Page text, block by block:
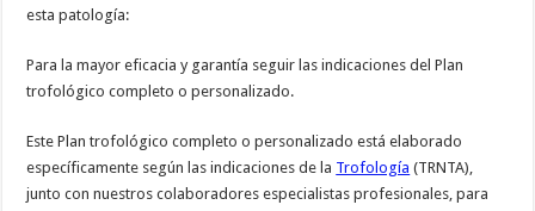
esta patología:
Para la mayor eficacia y garantía seguir las indicaciones del Plan
trofológico completo o personalizado.
Este Plan trofológico completo o personalizado está elaborado
específicamente según las indicaciones de la Trofología (TRNTA),
junto con nuestros colaboradores especialistas profesionales, para